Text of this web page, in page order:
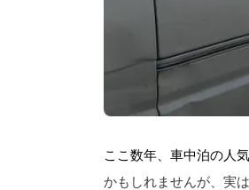
ここ数年、車中泊の人
かもしれませんが、実